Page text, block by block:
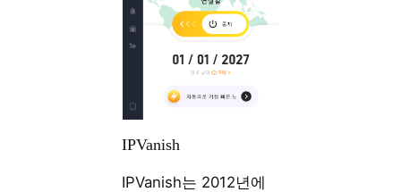
IPVanish
IPVanish는 2012년에